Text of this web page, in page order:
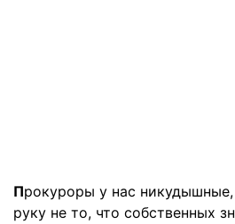
Прокуроры у нас
руку не то, что собственных